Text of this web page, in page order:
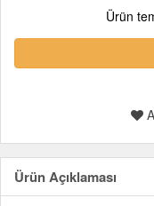
Ürün
Ürün Açıklaması